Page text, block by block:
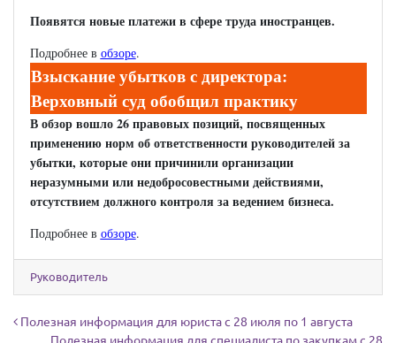
Появятся новые платежи в сфере труда иностранцев.
Подробнее в обзоре.
Взыскание убытков с директора:
Верховный суд обобщил практику
В обзор вошло 26 правовых позиций, посвященных
применению норм об ответственности руководителей за
убытки, которые они причинили организации
неразумными или недобросовестными действиями,
отсутствием должного контроля за ведением бизнеса.
­Подробнее в обзоре.
Руководитель
Навигация по записям
Полезная информация для юриста с 28 июля по 1 августа
Полезная информация для специалиста по закупкам с 28